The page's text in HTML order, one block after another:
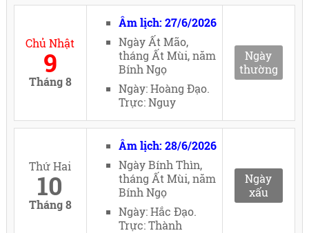
Chủ Nhật
9
Tháng 8
Âm lịch: 27/6/2026
Ngày Ất Mão,
tháng Ất Mùi, năm
Bính Ngọ
Ngày: Hoàng Đạo.
Trực: Nguy
Ngày
thường
Thứ Hai
10
Tháng 8
Âm lịch: 28/6/2026
Ngày Bính Thìn,
tháng Ất Mùi, năm
Bính Ngọ
Ngày: Hắc Đạo.
Trực: Thành
Ngày
xấu